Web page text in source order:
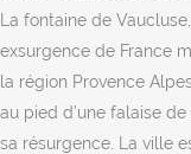
La fontaine de
exsurgence de France
la région Provence
au pied d’une falaise
sa résurgence. La ville